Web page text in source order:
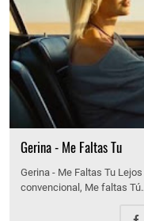
Gerina - Me Faltas Tu
Gerina - Me Faltas Tu
convencional, Me faltas